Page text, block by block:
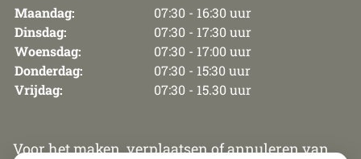
Maandag:
07:30 - 16:30 uur
Dinsdag:
07:30 - 17:30 uur
Woensdag:
07:30 - 17:00 uur
Donderdag:
07:30 - 15:30 uur
Vrijdag:
07:30 - 15.30 uur
Voor het maken, verplaatsen of annuleren van